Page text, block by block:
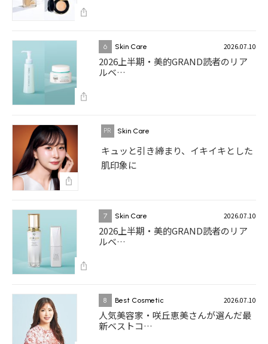
6 Skin Care 2026.07.10
2026上半期・美的GRAND読者のリア
ルベ…
Skin Care
キュッと引き締まり、イキイキとした
肌印象に
7 Skin Care 2026.07.10
2026上半期・美的GRAND読者のリア
ルベ…
8 Best Cosmetic 2026.07.10
人気美容家・咲丘恵美さんが選んだ最
新ベストコ…